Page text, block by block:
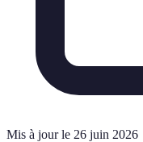
Mis à jour le 26 juin 2026